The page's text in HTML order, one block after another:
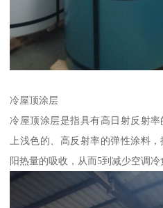
冷屋顶涂层
冷屋顶涂层是指具有高日射反射
上浅色的、高反射率的弹性涂料
阳热量的吸收，从而5到减少空调冷